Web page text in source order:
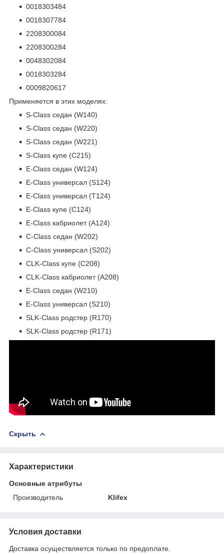
0018303484
0018307784
2208300084
2208300284
0048302084
0018303284
0009820617
Применяется в этих моделях:
S-Class седан (W140)
S-Class седан (W220)
S-Class седан (W221)
S-Class купе (C215)
E-Class седан (W124)
E-Class универсал (S124)
E-Class универсал (T124)
E-Class купе (C124)
E-Class кабриолет (A124)
C-Class седан (W202)
C-Class универсал (S202)
CLK-Class купе (C208)
CLK-Class кабриолет (A208)
E-Class седан (W210)
E-Class универсал (S210)
SLK-Class родстер (R170)
SLK-Class родстер (R171)
Скрыть
Характеристики
Основные атрибуты
Производитель
Klifex
Условия доставки
Доставка осуществляется только по предоплате.